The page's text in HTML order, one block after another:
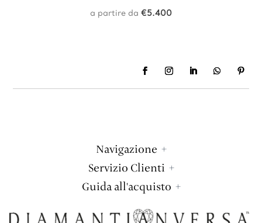
a partire da €5.400
Navigazione
Servizio Clienti
Guida all'acquisto